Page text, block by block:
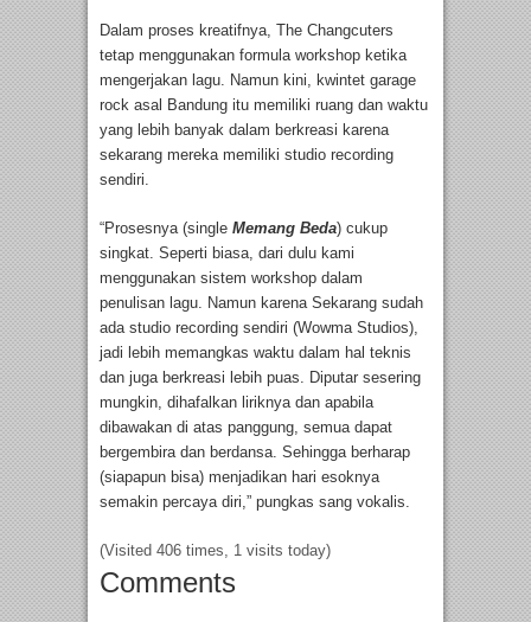
Dalam proses kreatifnya, The Changcuters
tetap menggunakan formula workshop ketika
mengerjakan lagu. Namun kini, kwintet garage
rock asal Bandung itu memiliki ruang dan waktu
yang lebih banyak dalam berkreasi karena
sekarang mereka memiliki studio recording
sendiri.
“Prosesnya (single Memang Beda) cukup
singkat. Seperti biasa, dari dulu kami
menggunakan sistem workshop dalam
penulisan lagu. Namun karena Sekarang sudah
ada studio recording sendiri (Wowma Studios),
jadi lebih memangkas waktu dalam hal teknis
dan juga berkreasi lebih puas. Diputar sesering
mungkin, dihafalkan liriknya dan apabila
dibawakan di atas panggung, semua dapat
bergembira dan berdansa. Sehingga berharap
(siapapun bisa) menjadikan hari esoknya
semakin percaya diri,” pungkas sang vokalis.
(Visited 406 times, 1 visits today)
Comments